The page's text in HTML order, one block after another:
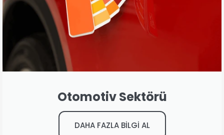
Otomotiv Sektörü
DAHA FAZLA BİLGİ AL